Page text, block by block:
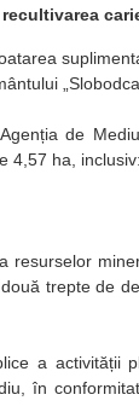
de
4,57 ha, inclusiv:
resurselor
trepte de
a activității
în